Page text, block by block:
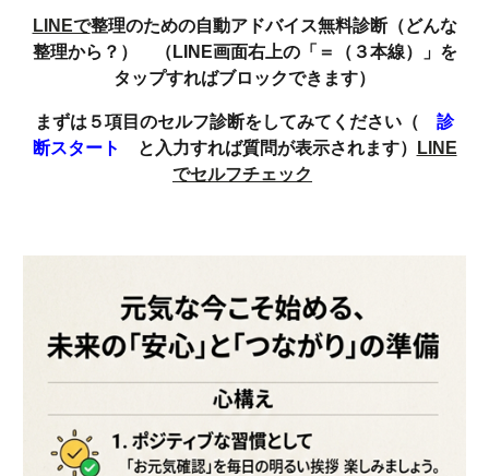
LINEで整理のための自動アドバイス無料診断（どんな
整理から？） （LINE画面右上の「＝（３本線）」を
タップすればブロックできます）
まずは５項目のセルフ診断をしてみてください（ 診
断スタート
と入力すれば質問が表示されます）
LINE
でセルフチェック